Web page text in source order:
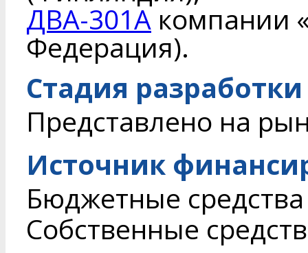
ДВА-301Акомпании
Федерация).
Стадия разработки
Представлено на
Источник
Бюджетные средства
Собственные